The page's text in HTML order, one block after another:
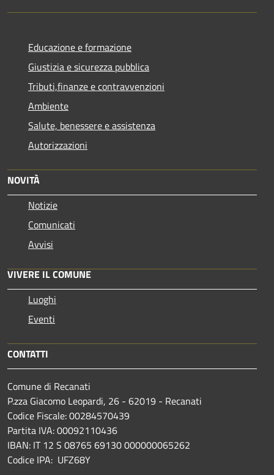
Educazione e formazione
Giustizia e sicurezza pubblica
Tributi,finanze e contravvenzioni
Ambiente
Salute, benessere e assistenza
Autorizzazioni
NOVITÀ
Notizie
Comunicati
Avvisi
VIVERE IL COMUNE
Luoghi
Eventi
CONTATTI
Comune di Recanati
P.zza Giacomo Leopardi, 26 - 62019 - Recanati
Codice Fiscale: 00284570439
Partita IVA: 00092110436
IBAN: IT 12 S 08765 69130 000000065262
Codice IPA: UFZ68Y